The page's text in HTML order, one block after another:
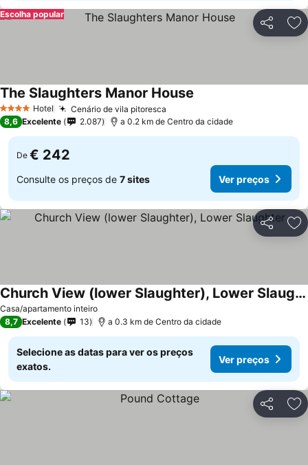
Partilhar
Escolha popular
4 EstrelasHotel Cenário de vila pitoresca
The Slaughters Manor House
8,6 Excelente 2.087 a 0.2 km de Centro da cidade
De € 242
Consulte os preços de 7 sites Ver preços
Partilhar
Casa/apartamento inteiro
Church View (lower Slaughter), Lower Slaughter
Ver preços
8,7 Excelente 13 a 0.3 km de Centro da cidade
Selecione as datas para ver os preços
exatos.
Ver preços
Partilhar